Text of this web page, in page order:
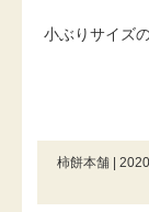
小ぶりサイズ
柿餅本舗 |